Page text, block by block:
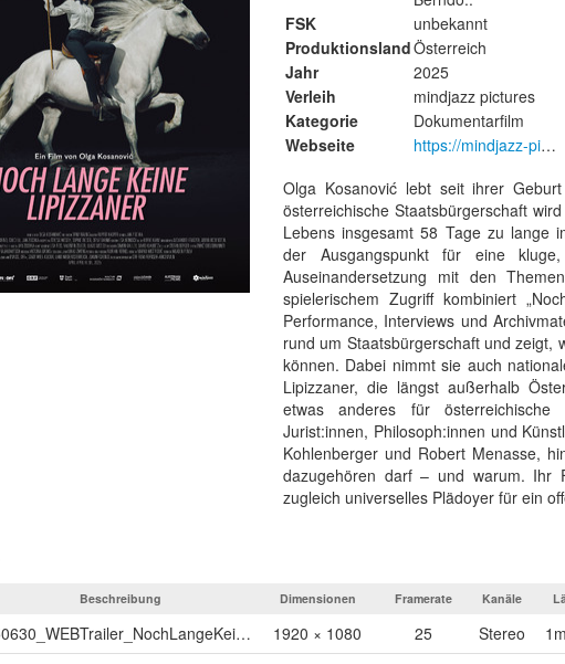
FSK
unbekannt
ProduktionslandÖsterreich
Jahr
2025
Verleih
mindjazz pictures
Kategorie
Dokumentarfilm
Webseite
https://mindjazz-pictures.de/f..
Olga Kosanović lebt seit ihrer
österreichische Staatsbürgerschaft
Lebens insgesamt 58 Tage zu lange
der Ausgangspunkt für eine
Auseinandersetzung mit den
spielerischem Zugriff kombiniert
Performance, Interviews und
rund um Staatsbürgerschaft und zeigt,
können. Dabei nimmt sie auch
Lipizzaner, die längst außerhalb
etwas anderes für
Jurist:innen, Philosoph:innen und
Kohlenberger und Robert Menasse,
dazugehören darf – und warum. Ihr
zugleich universelles Plädoyer für ein
Beschreibung Dimensionen Framerate Kanäle
250630_WEBTrailer_NochLangeKeineLipizzaner_Mindjazz_Demnächst 1920 × 1080 25 Stereo